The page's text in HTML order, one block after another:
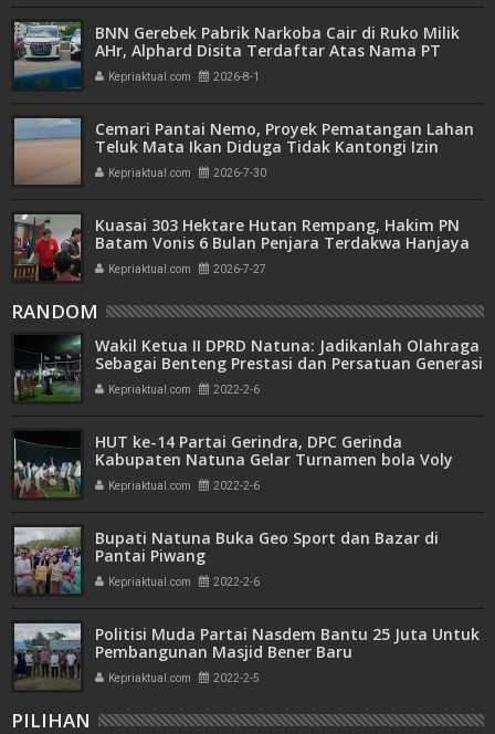
BNN Gerebek Pabrik Narkoba Cair di Ruko Milik
AHr, Alphard Disita Terdaftar Atas Nama PT
Mitra Usaha Properti
Kepriaktual.com 2026-8-1
Cemari Pantai Nemo, Proyek Pematangan Lahan
Teluk Mata Ikan Diduga Tidak Kantongi Izin
Amdal
Kepriaktual.com 2026-7-30
Kuasai 303 Hektare Hutan Rempang, Hakim PN
Batam Vonis 6 Bulan Penjara Terdakwa Hanjaya
Kepriaktual.com 2026-7-27
RANDOM
Wakil Ketua II DPRD Natuna: Jadikanlah Olahraga
Sebagai Benteng Prestasi dan Persatuan Generasi
Muda
Kepriaktual.com 2022-2-6
HUT ke-14 Partai Gerindra, DPC Gerinda
Kabupaten Natuna Gelar Turnamen bola Voly
Kepriaktual.com 2022-2-6
Bupati Natuna Buka Geo Sport dan Bazar di
Pantai Piwang
Kepriaktual.com 2022-2-6
Politisi Muda Partai Nasdem Bantu 25 Juta Untuk
Pembangunan Masjid Bener Baru
Kepriaktual.com 2022-2-5
PILIHAN